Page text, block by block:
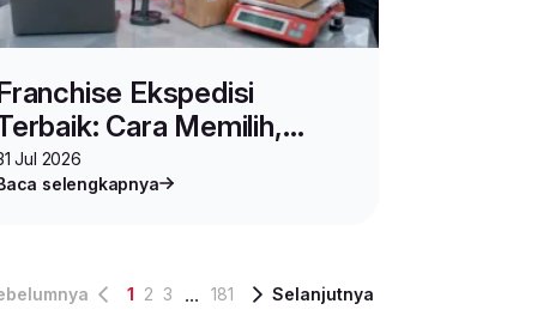
Ekspedisi
Cara Memilih,
Daftar, dan
Jadi Agen Lion
Jul 2026
selengkapnya
1 2 3 ... 181 Selanjutnya